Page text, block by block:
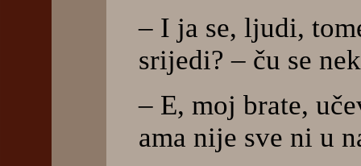
– I ja se, ljudi,
srijedi? – ču se
– E, moj brate,
ama nije sve ni u